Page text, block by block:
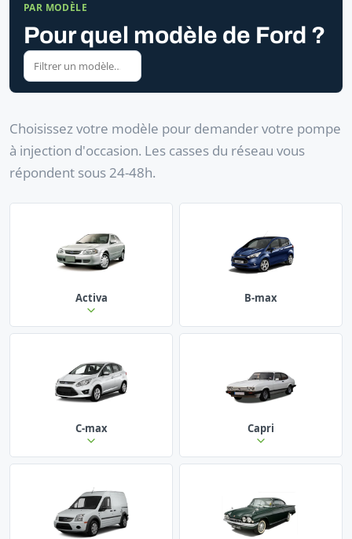
PAR MODÈLE
Pour quel modèle de Ford ?
Choisissez votre modèle pour demander votre pompe
à injection d'occasion. Les casses du réseau vous
répondent sous 24-48h.
Activa B-max
C-max Capri